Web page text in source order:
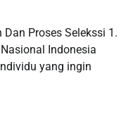
Proses Selekssi 1.
Indonesia
yang ingin